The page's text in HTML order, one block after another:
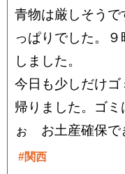
青物は厳しそうで
っぱりでした。
しました。
今日も少しだけ
帰りました。ゴ
ぉ お土産確保で
#関西